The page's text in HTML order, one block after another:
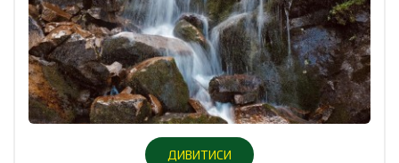
ДИВИТИСИ